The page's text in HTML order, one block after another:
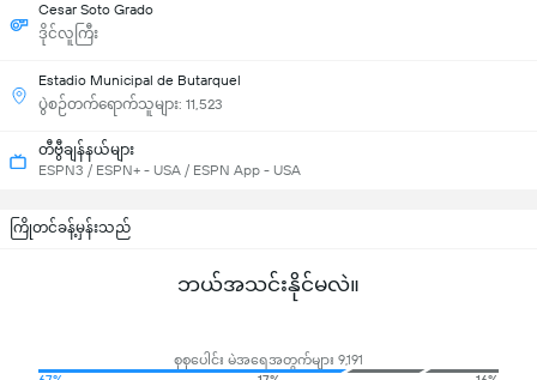
Cesar Soto Grado
ဒိုင်လူကြီး
Estadio Municipal de Butarquel
ပွဲစဉ်တက်ရောက်သူများ: 11,523
တီဗွီချန်နယ်များ
ESPN3 / ESPN+ - USA / ESPN App - USA
ကြိုတင်ခန့်မှန်းသည်
ဘယ်အသင်းနိုင်မလဲ။
စုစုပေါင်း မဲအရေအတွက်များ 9,191